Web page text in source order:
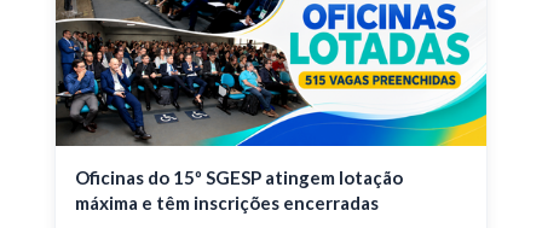
Oficinas do 15º SGESP atingem lotação
máxima e têm inscrições encerradas